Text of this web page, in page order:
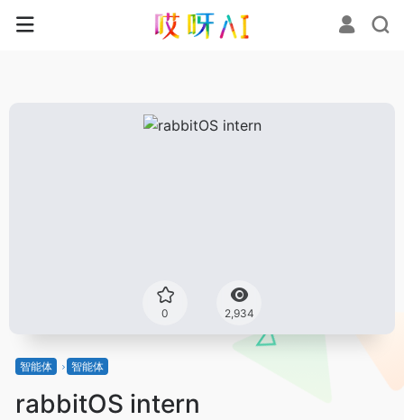
0 2,934
智能体 智能体
rabbitOS intern